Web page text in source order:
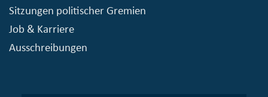
Sitzungen politischer Gremien
Job & Karriere
Ausschreibungen